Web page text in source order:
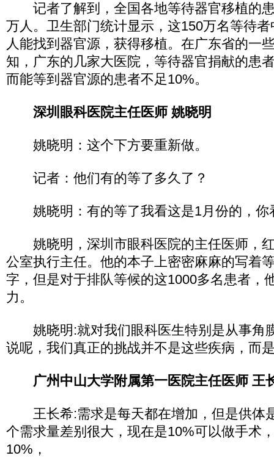
记者了解到，全国各地等待器官移植的
万人。卫生部门统计显示，这150万名等待
人能找到器官源，获得移植。在广东省的一
知，广东的几家大医院，等待器官捐献的患
而能等到器官源的患者不足10%。
深圳眼科医院主任医师 姚晓明
姚晓明：这个下方要重新做。
记者：他们有的等了多久了？
姚晓明：有的等了我看这是1月份的，你
姚晓明，深圳市眼科医院的主任医师，
公室执行主任。他的本子上密密麻麻的写着
字，但是对于排队等候的这1000多名患者，
力。
姚晓明:就对我们眼科医生特别是从事角
说呢，我们真正的挑战并不是这些疾病，而
广州中山大学附属第一医院主任医师 王
王长希:需求是每天都在增加，但是供体
个需求量差别很大，现在是10%可以做手术
10%，